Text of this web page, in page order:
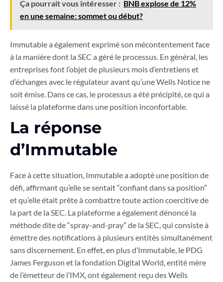
Ça pourrait vous intéresser : BNB explose de 12%
en une semaine: sommet ou début?
Immutable a également exprimé son mécontentement face
à la manière dont la SEC a géré le processus. En général, les
entreprises font l’objet de plusieurs mois d’entretiens et
d’échanges avec le régulateur avant qu’une Wells Notice ne
soit émise. Dans ce cas, le processus a été précipité, ce qui a
laissé la plateforme dans une position inconfortable.
La réponse
d’Immutable
Face à cette situation, Immutable a adopté une position de
défi, affirmant qu’elle se sentait “confiant dans sa position”
et qu’elle était prête à combattre toute action coercitive de
la part de la SEC. La plateforme a également dénoncé la
méthode dite de “spray-and-pray” de la SEC, qui consiste à
émettre des notifications à plusieurs entités simultanément
sans discernement. En effet, en plus d’Immutable, le PDG
James Ferguson et la fondation Digital World, entité mère
de l’émetteur de l’IMX, ont également reçu des Wells